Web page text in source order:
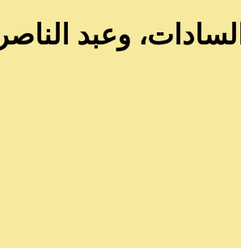
وعبد